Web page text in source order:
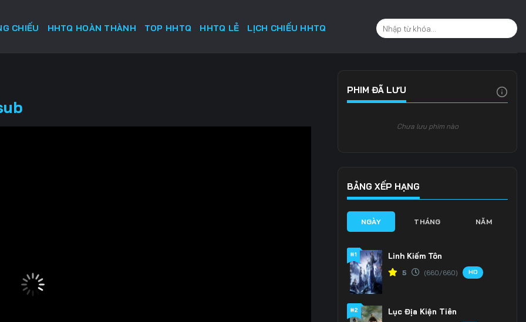
CHIẾU HHTQ HOÀN THÀNH TOP HHTQ HHTQ LẺ LỊCH CHIẾU HHTQ
PHIM ĐÃ LƯU
Chưa lưu phim nào
BẢNG XẾP HẠNG
NGÀY THÁNG NĂM
#1 Linh Kiếm Tôn
5 (660/660) HD
#2 Lục Địa Kiện Tiên